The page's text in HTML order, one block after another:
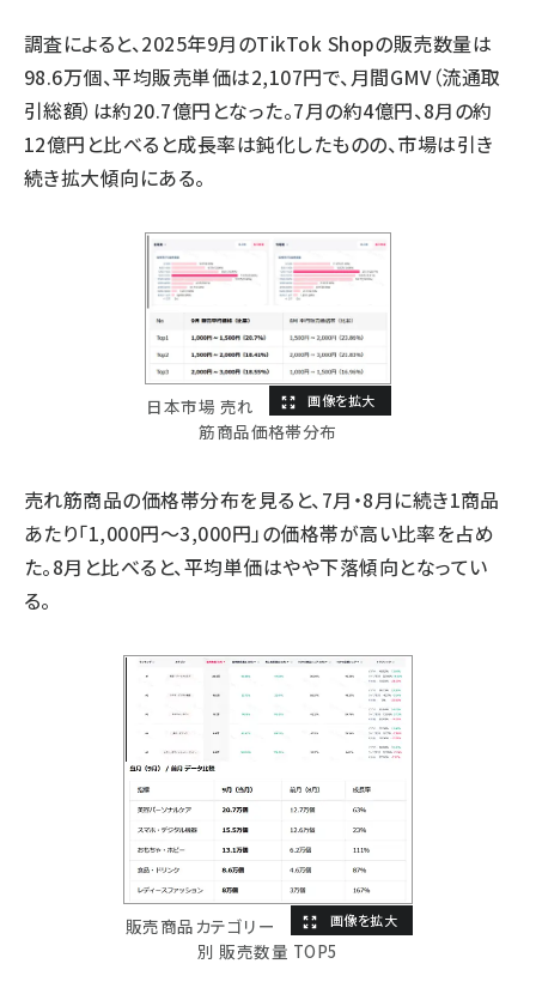
調査によると、2025年9月のTikTok Shopの販売数量は
98.6万個、平均販売単価は2,107円で、月間GMV（流通取
引総額）は約20.7億円となった。7月の約4億円、8月の約
12億円と比べると成長率は鈍化したものの、市場は引き
続き拡大傾向にある。
日本市場 売れ
筋商品価格帯分布
売れ筋商品の価格帯分布を見ると、7月・8月に続き1商品
あたり「1,000円～3,000円」の価格帯が高い比率を占め
た。8月と比べると、平均単価はやや下落傾向となってい
る。
販売商品カテゴリー
別 販売数量 TOP5